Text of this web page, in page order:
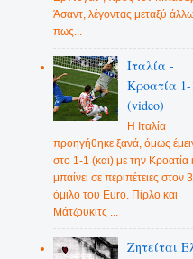
Άσαντ, λέγοντας μεταξύ
πως...
Ιταλία -
Κροατία 1-
(video)
Η Ιταλία
προηγήθηκε ξανά, όμως
στο 1-1 (και) με την Κροατία
μπαίνει σε περιπέτειες στον
όμιλο του Euro. Πίρλο και
Μάτζουκιτς ...
Ζητείται